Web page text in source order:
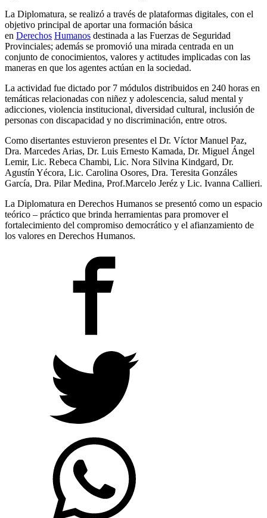
La Diplomatura, se realizó a través de plataformas digitales, con el
objetivo principal de aportar una formación básica
en Derechos Humanos destinada a las Fuerzas de Seguridad
Provinciales; además se promovió una mirada centrada en un
conjunto de conocimientos, valores y actitudes implicadas con las
maneras en que los agentes actúan en la sociedad.
La actividad fue dictado por 7 módulos distribuidos en 240 horas en
temáticas relacionadas con niñez y adolescencia, salud mental y
adicciones, violencia institucional, diversidad cultural, inclusión de
personas con discapacidad y no discriminación, entre otros.
Como disertantes estuvieron presentes el Dr. Víctor Manuel Paz,
Dra. Marcedes Arias, Dr. Luis Ernesto Kamada, Dr. Miguel Ángel
Lemir, Lic. Rebeca Chambi, Lic. Nora Silvina Kindgard, Dr.
Agustín Yécora, Lic. Carolina Osores, Dra. Teresita Gonzáles
García, Dra. Pilar Medina, Prof.Marcelo Jeréz y Lic. Ivanna Callieri.
La Diplomatura en Derechos Humanos se presentó como un espacio
teórico – práctico que brinda herramientas para promover el
fortalecimiento del compromiso democrático y el afianzamiento de
los valores en Derechos Humanos.